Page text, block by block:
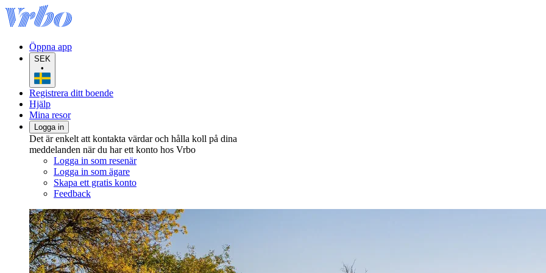
Öppna app
SEK
•
Registrera ditt boende
Hjälp
Mina resor
Logga in
Det är enkelt att kontakta värdar och hålla koll på dina
meddelanden när du har ett konto hos Vrbo
Logga in som resenär
Logga in som ägare
Skapa ett gratis konto
Feedback